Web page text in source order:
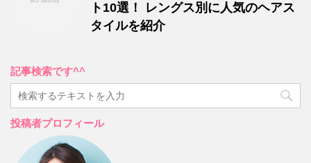
ト10選！ レングス別に人気のヘアス
タイルを紹介
記事検索です^^
投稿者プロフィール